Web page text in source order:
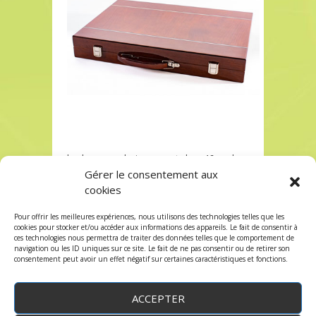
Gérer le consentement aux
cookies
Pour offrir les meilleures expériences, nous utilisons des technologies telles que les
cookies pour stocker et/ou accéder aux informations des appareils. Le fait de consentir à
ces technologies nous permettra de traiter des données telles que le comportement de
navigation ou les ID uniques sur ce site. Le fait de ne pas consentir ou de retirer son
consentement peut avoir un effet négatif sur certaines caractéristiques et fonctions.
ACCEPTER
backgammon bois marquete luxe 46cm chez
Robin des Jeux
backgammon bois marquete luxe 46cm chez
Les commentaires et les trackbacks sont
fermés.